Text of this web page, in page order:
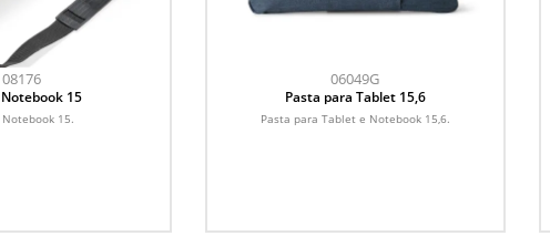
08176
15
Notebook 15.
06049G
Pasta para Tablet 15,6
Pasta para Tablet e Notebook 15,6.